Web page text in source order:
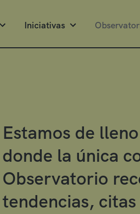
Iniciativas
Estamos de
donde la única
Observatorio
tendencias,